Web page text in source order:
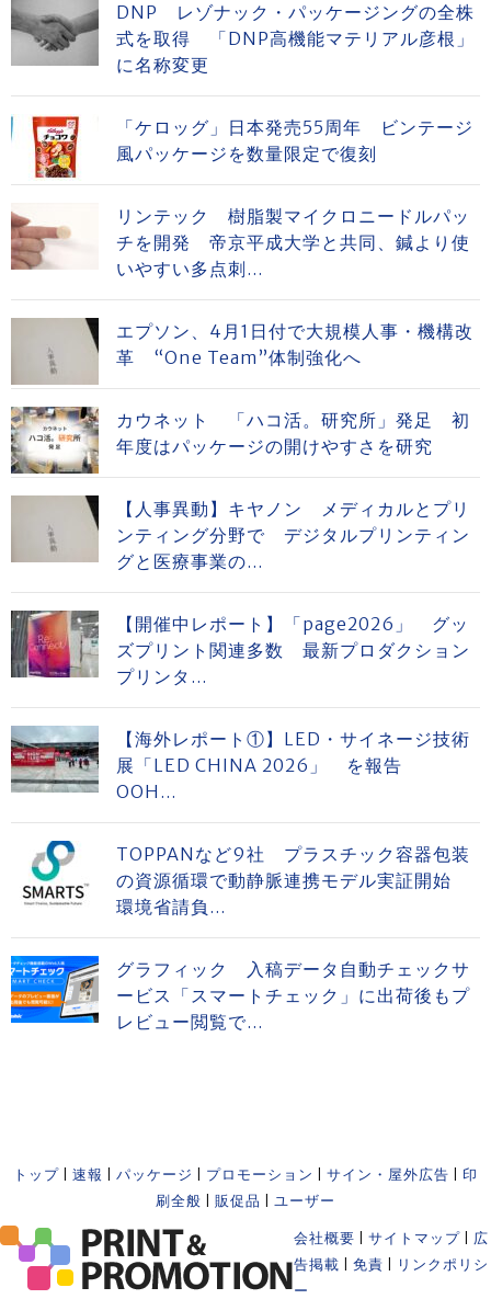
DNP レゾナック・パッケージングの全株
式を取得 「DNP高機能マテリアル彦根」
に名称変更
「ケロッグ」日本発売55周年 ビンテージ
風パッケージを数量限定で復刻
リンテック 樹脂製マイクロニードルパッ
チを開発 帝京平成大学と共同、鍼より使
いやすい多点刺...
エプソン、4月1日付で大規模人事・機構改
革 “One Team”体制強化へ
カウネット 「ハコ活。研究所」発足 初
年度はパッケージの開けやすさを研究
【人事異動】キヤノン メディカルとプリ
ンティング分野で デジタルプリンティン
グと医療事業の...
【開催中レポート】「page2026」 グッ
ズプリント関連多数 最新プロダクション
プリンタ...
【海外レポート①】LED・サイネージ技術
展「LED CHINA 2026」 を報告
OOH...
TOPPANなど9社 プラスチック容器包装
の資源循環で動静脈連携モデル実証開始
環境省請負...
グラフィック 入稿データ自動チェックサ
ービス「スマートチェック」に出荷後もプ
レビュー閲覧で...
トップ 速報 パッケージ プロモーション サイン・屋外広告
印
刷全般
販促品 ユーザー
会社概要 サイトマップ
広
告掲載
免責
リンクポリシ
ー